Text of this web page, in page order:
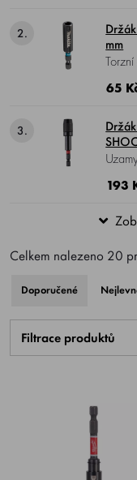
2.
mm
65
3.
193
Celkem nalezeno 20
Doporučené
Filtrace produktů